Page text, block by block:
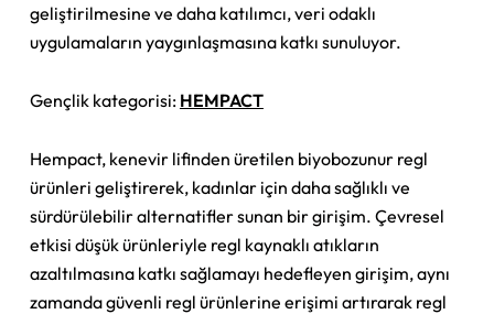
geliştirilmesine ve daha katılımcı, veri odaklı
uygulamaların yaygınlaşmasına katkı sunuluyor.
Gençlik kategorisi: HEMPACT
Hempact, kenevir lifinden üretilen biyobozunur regl
ürünleri geliştirerek, kadınlar için daha sağlıklı ve
sürdürülebilir alternatifler sunan bir girişim. Çevresel
etkisi düşük ürünleriyle regl kaynaklı atıkların
azaltılmasına katkı sağlamayı hedefleyen girişim, aynı
zamanda güvenli regl ürünlerine erişimi artırarak regl